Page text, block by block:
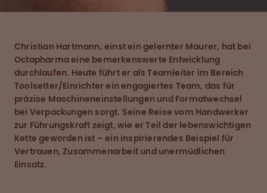
Christian Hartmann, einst ein gelernter Maurer, hat bei
Octapharma eine bemerkenswerte Entwicklung
durchlaufen. Heute führt er als Teamleiter im Bereich
Toolsetter/Einrichter ein engagiertes Team, das für
präzise Maschineneinstellungen und Formatwechsel
bei Verpackungen sorgt. Seine Reise vom Handwerker
zur Führungskraft zeigt, wie er Teil der lebenswichtigen
Kette geworden ist – ein inspirierendes Beispiel für
Vertrauen, Zusammenarbeit und unermüdlichen
Einsatz.